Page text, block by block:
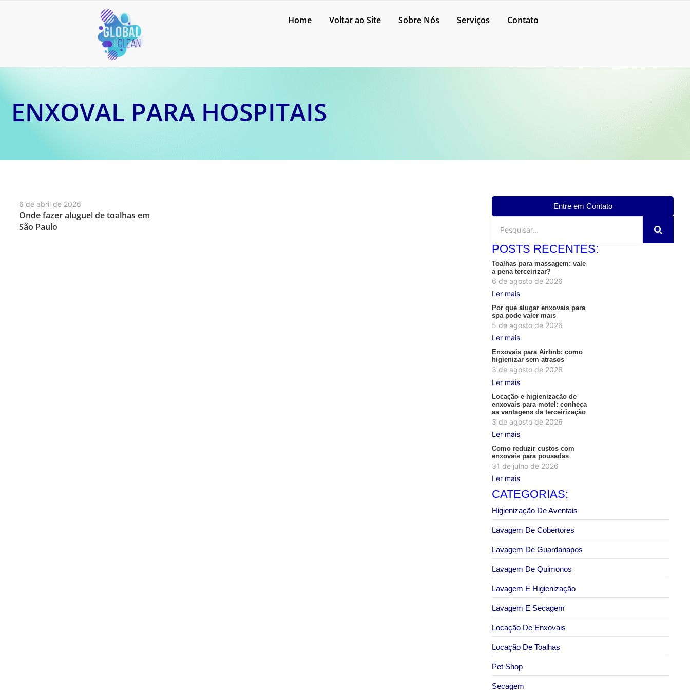
Home Voltar ao Site Sobre Nós Serviços Contato
ENXOVAL PARA HOSPITAIS
6 de abril de 2026
Onde fazer aluguel de toalhas em
São Paulo
Entre em Contato
POSTS RECENTES:
Toalhas para massagem: vale
a pena terceirizar?
6 de agosto de 2026
Ler mais
Por que alugar enxovais para
spa pode valer mais
5 de agosto de 2026
Ler mais
Enxovais para Airbnb: como
higienizar sem atrasos
3 de agosto de 2026
Ler mais
Locação e higienização de
enxovais para motel: conheça
as vantagens da terceirização
3 de agosto de 2026
Ler mais
Como reduzir custos com
enxovais para pousadas
31 de julho de 2026
Ler mais
CATEGORIAS:
Higienização De Aventais
Lavagem De Cobertores
Lavagem De Guardanapos
Lavagem De Quimonos
Lavagem E Higienização
Lavagem E Secagem
Locação De Enxovais
Locação De Toalhas
Pet Shop
Secagem